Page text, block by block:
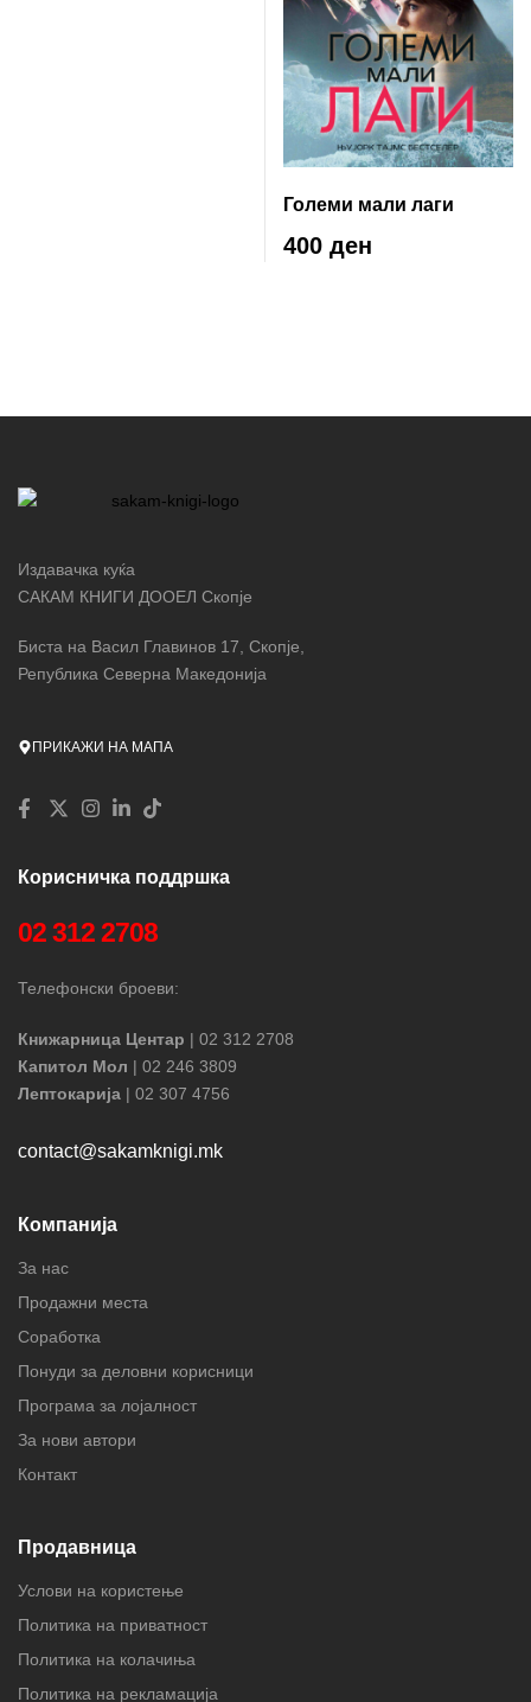
Големи мали лаги
400 ден
Издавачка куќа
САКАМ КНИГИ ДООЕЛ Скопје
Биста на Васил Главинов 17, Скопје,
Република Северна Македонија
ПРИКАЖИ НА МАПА
Корисничка поддршка
02 312 2708
Телефонски броеви:
Книжарница Центар | 02 312 2708
Капитол Мол | 02 246 3809
Лептокарија | 02 307 4756
contact@sakamknigi.mk
Компанија
За нас
Продажни места
Соработка
Понуди за деловни корисници
Програма за лојалност
За нови автори
Контакт
Продавница
Услови на користење
Политика на приватност
Политика на колачиња
Политика на рекламација